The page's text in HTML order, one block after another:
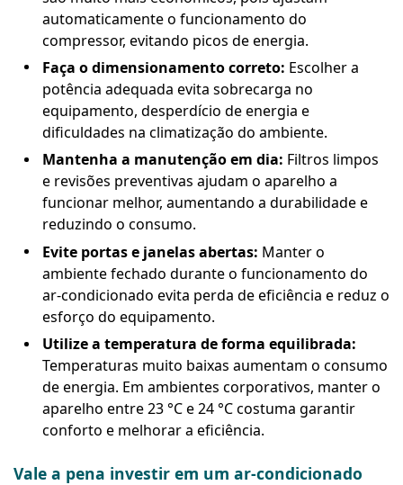
automaticamente o funcionamento do
compressor, evitando picos de energia.
Faça o dimensionamento correto: Escolher a
potência adequada evita sobrecarga no
equipamento, desperdício de energia e
dificuldades na climatização do ambiente.
Mantenha a manutenção em dia: Filtros limpos
e revisões preventivas ajudam o aparelho a
funcionar melhor, aumentando a durabilidade e
reduzindo o consumo.
Evite portas e janelas abertas: Manter o
ambiente fechado durante o funcionamento do
ar-condicionado evita perda de eficiência e reduz o
esforço do equipamento.
Utilize a temperatura de forma equilibrada:
Temperaturas muito baixas aumentam o consumo
de energia. Em ambientes corporativos, manter o
aparelho entre 23 °C e 24 °C costuma garantir
conforto e melhorar a eficiência.
Vale a pena investir em um ar-condicionado